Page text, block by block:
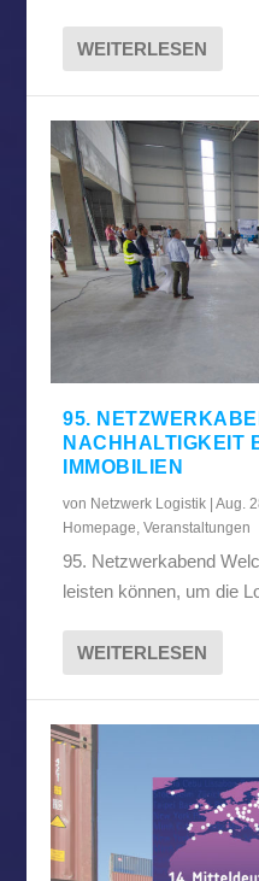
WEITERLESEN
95.
NACHHALTIGKEIT
IMMOBILIEN
von Netzwerk Logistik |Aug.
Homepage,Veranstaltungen
95. Netzwerkabend
leisten können, um die
WEITERLESEN